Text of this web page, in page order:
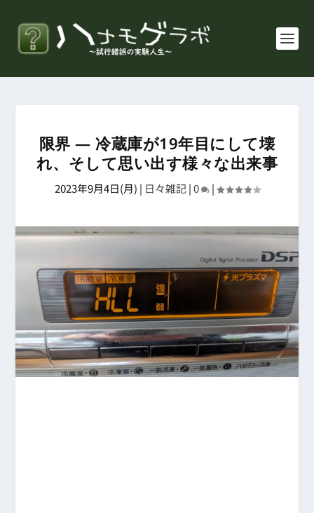
限界 ― 冷蔵庫が19年目にして壊
れ、そして思い出す様々な出来事
2023年9月4日(月) | 日々雑記|0 |